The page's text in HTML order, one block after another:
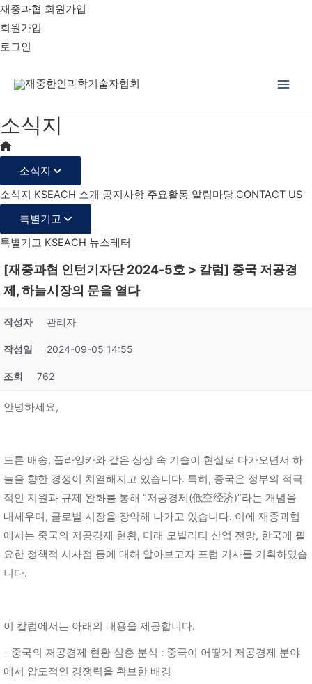
재중과협 회원가입
회원가입
로그인
소식지
소식지
소식지 KSEACH 소개 공지사항 주요활동 알림마당 CONTACT US
특별기고
특별기고 KSEACH 뉴스레터
[재중과협 인턴기자단 2024-5호 > 칼럼] 중국 저공경
제, 하늘시장의 문을 열다
작성자 관리자
작성일 2024-09-05 14:55
조회 762
안녕하세요,
드론 배송, 플라잉카와 같은 상상 속 기술이 현실로 다가오면서 하
늘을 향한 경쟁이 치열해지고 있습니다. 특히, 중국은 정부의 적극
적인 지원과 규제 완화를 통해 “저공경제(低空经济)”라는 개념을
내세우며, 글로벌 시장을 장악해 나가고 있습니다. 이에 재중과협
에서는 중국의 저공경제 현황, 미래 모빌리티 산업 전망, 한국에 필
요한 정책적 시사점 등에 대해 알아보고자 포럼 기사를 기획하였습
니다.
이 칼럼에서는 아래의 내용을 제공합니다.
- 중국의 저공경제 현황 심층 분석 : 중국이 어떻게 저공경제 분야
에서 압도적인 경쟁력을 확보한 배경